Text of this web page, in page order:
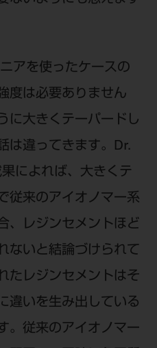
アを使ったケースの
度は必要ありません
に大きくテーパードし
は違ってきます。Dr.
によれば、大きくテ
従来のアイオノマー系
、レジンセメントほど
ないと結論づけられて
たレジンセメントはそ
違いを生み出している
。従来のアイオノマー